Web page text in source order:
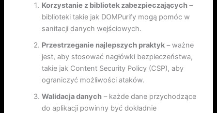
Korzystanie z bibliotek zabezpieczających –
biblioteki takie jak DOMPurify mogą pomóc w
sanitacji danych wejściowych.
Przestrzeganie najlepszych praktyk – ważne
jest, aby stosować nagłówki bezpieczeństwa,
takie jak Content Security Policy (CSP), aby
ograniczyć możliwości ataków.
Walidacja danych – każde dane przychodzące
do aplikacji powinny być dokładnie